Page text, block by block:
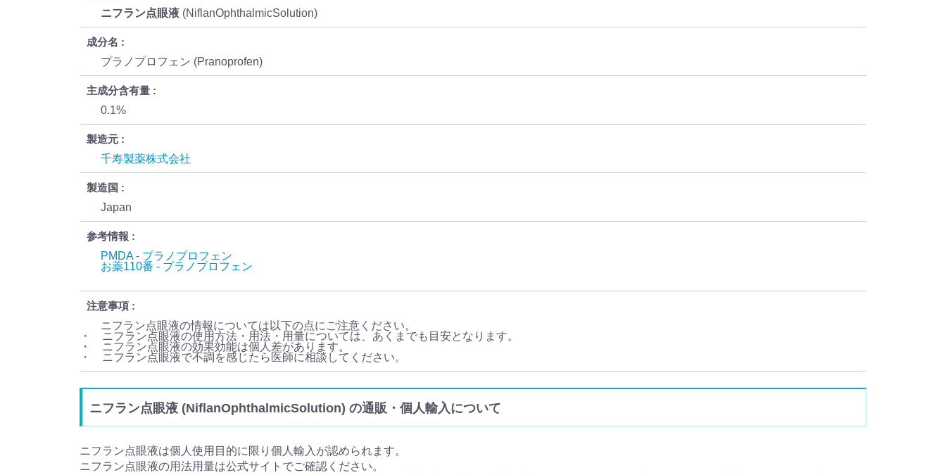
ニフラン点眼液 (NiflanOphthalmicSolution)
成分名
プラノプロフェン (Pranoprofen)
主成分含有量
0.1%
製造元
千寿製薬株式会社
製造国
Japan
参考情報
PMDA - プラノプロフェン
お薬110番 - プラノプロフェン
注意事項
ニフラン点眼液の情報については以下の点にご注意ください。
・ ニフラン点眼液の使用方法・用法・用量については、あくまでも目安となります。
・ ニフラン点眼液の効果効能は個人差があります。
・ ニフラン点眼液で不調を感じたら医師に相談してください。
ニフラン点眼液 (NiflanOphthalmicSolution) の通販・個人輸入について
ニフラン点眼液は個人使用目的に限り個人輸入が認められます。
ニフラン点眼液の用法用量は公式サイトでご確認ください。